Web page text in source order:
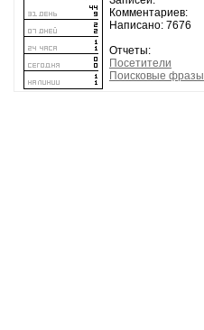
Комментариев:
Написано: 7676
Отчеты:
Посетители
Поисковые фразы